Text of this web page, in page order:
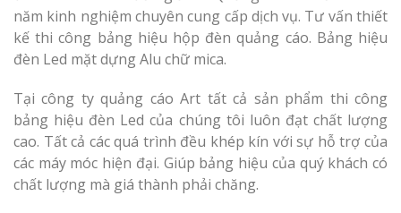
năm kinh nghiệm chuyên cung cấp dịch vụ. Tư vấn thiết
kế thi công bảng hiệu hộp đèn quảng cáo. Bảng hiệu
đèn Led mặt dựng Alu chữ mica.
Tại công ty quảng cáo Art tất cả sản phẩm thi công
bảng hiệu đèn Led của chúng tôi luôn đạt chất lượng
cao. Tất cả các quá trình đều khép kín với sự hỗ trợ của
các máy móc hiện đại. Giúp bảng hiệu của quý khách có
chất lượng mà giá thành phải chăng.